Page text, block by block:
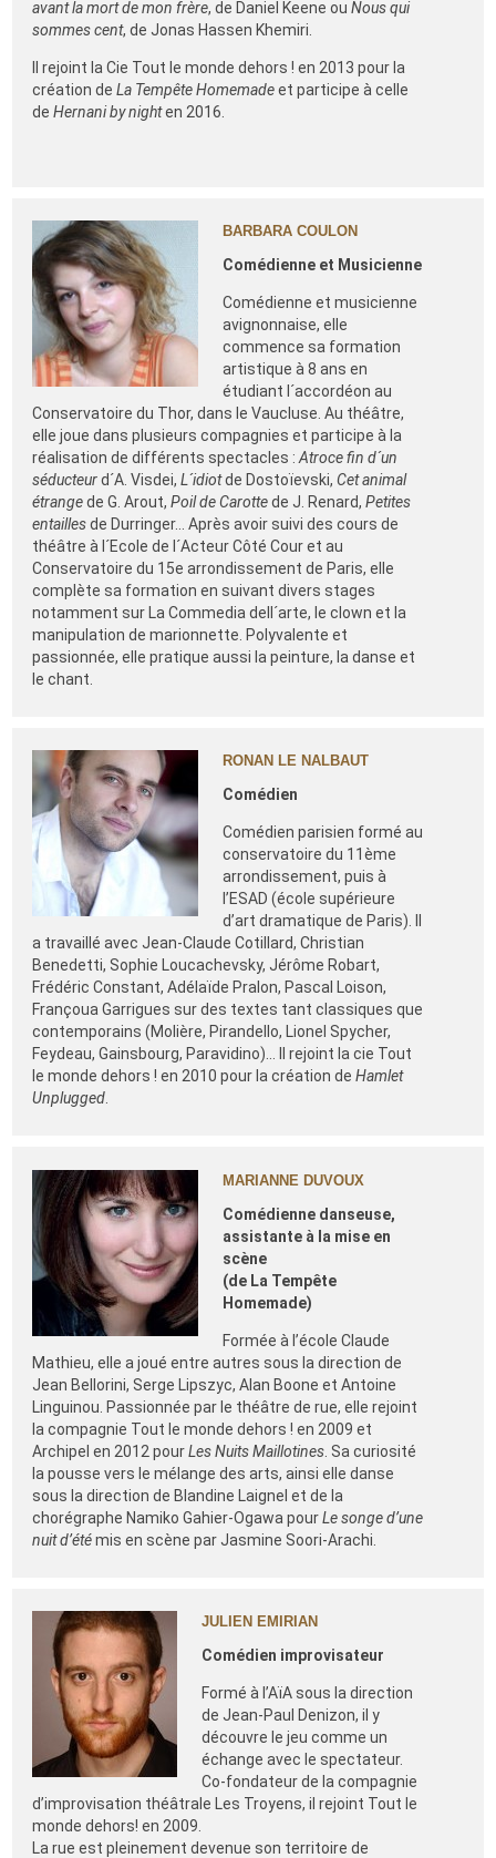
avant la mort de mon frère, de Daniel Keene ouNous qui
sommes cent, de Jonas Hassen Khemiri.
Il rejoint la Cie Tout le monde dehors ! en 2013 pour la
création deLa Tempête Homemadeet participe à celle
deHernani by nighten 2016.
BARBARA COULON
Comédienne et Musicienne
Comédienne et musicienne
avignonnaise, elle
commence sa formation
artistique à 8 ans en
étudiant l´accordéon au
Conservatoire du Thor, dans le Vaucluse. Au théâtre,
elle joue dans plusieurs compagnies et participe à la
réalisation de différents spectacles :Atroce fin d´un
séducteurd´A. Visdei,L´idiotde Dostoïevski,Cet animal
étrangede G. Arout,Poil de Carottede J. Renard,Petites
entaillesde Durringer… Après avoir suivi des cours de
théâtre à l´Ecole de l´Acteur Côté Cour et au
Conservatoire du 15e arrondissement de Paris, elle
complète sa formation en suivant divers stages
notamment sur La Commedia dell´arte, le clown et la
manipulation de marionnette. Polyvalente et
passionnée, elle pratique aussi la peinture, la danse et
le chant.
RONAN LE NALBAUT
Comédien
Comédien parisien formé au
conservatoire du 11ème
arrondissement, puis à
l’ESAD (école supérieure
d’art dramatique de Paris). Il
a travaillé avec Jean-Claude Cotillard, Christian
Benedetti, Sophie Loucachevsky, Jérôme Robart,
Frédéric Constant, Adélaïde Pralon, Pascal Loison,
Françoua Garrigues sur des textes tant classiques que
contemporains (Molière, Pirandello, Lionel Spycher,
Feydeau, Gainsbourg, Paravidino)… Il rejoint la cie Tout
le monde dehors ! en 2010 pour la création deHamlet
Unplugged.
MARIANNE DUVOUX
Comédienne danseuse,
assistante à la mise en
scène
(de La Tempête
Homemade)
Formée à l’école Claude
Mathieu, elle a joué entre autres sous la direction de
Jean Bellorini, Serge Lipszyc, Alan Boone et Antoine
Linguinou. Passionnée par le théâtre de rue, elle rejoint
la compagnie Tout le monde dehors ! en 2009 et
Archipel en 2012 pourLes Nuits Maillotines . Sa curiosité
la pousse vers le mélange des arts, ainsi elle danse
sous la direction de Blandine Laignel et de la
chorégraphe Namiko Gahier-Ogawa pourLe songe d’une
nuit d’étémis en scène par Jasmine Soori-Arachi.
JULIEN EMIRIAN
Comédien improvisateur
Formé à l’AïA sous la direction
de Jean-Paul Denizon, il y
découvre le jeu comme un
échange avec le spectateur.
Co-fondateur de la compagnie
d’improvisation théâtrale Les Troyens, il rejoint Tout le
monde dehors! en 2009.
La rue est pleinement devenue son territoire de